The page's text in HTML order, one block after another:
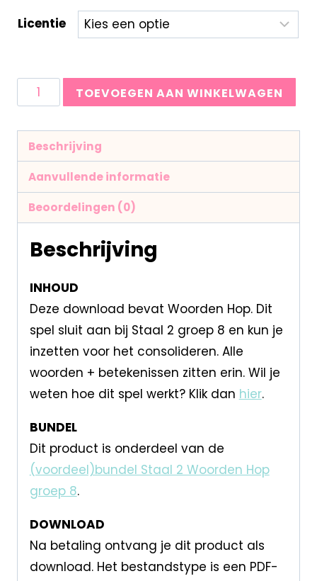
Licentie
TOEVOEGEN AAN WINKELWAGEN
Beschrijving
Aanvullende informatie
Beoordelingen (0)
Beschrijving
INHOUD
Deze download bevat Woorden Hop. Dit
spel sluit aan bij Staal 2 groep 8 en kun je
inzetten voor het consolideren. Alle
woorden + betekenissen zitten erin. Wil je
weten hoe dit spel werkt? Klik dan hier.
BUNDEL
Dit product is onderdeel van de
(voordeel)bundel Staal 2 Woorden Hop
groep 8.
DOWNLOAD
Na betaling ontvang je dit product als
download. Het bestandstype is een PDF-